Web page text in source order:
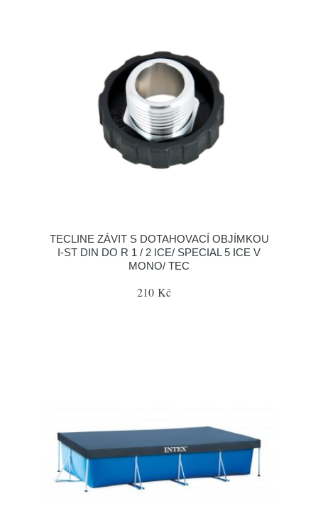
TECLINE ZÁVIT S DOTAHOVACÍ OBJÍMKOU
I-ST DIN DO R 1 / 2 ICE/ SPECIAL 5 ICE V
MONO/ TEC
210 Kč